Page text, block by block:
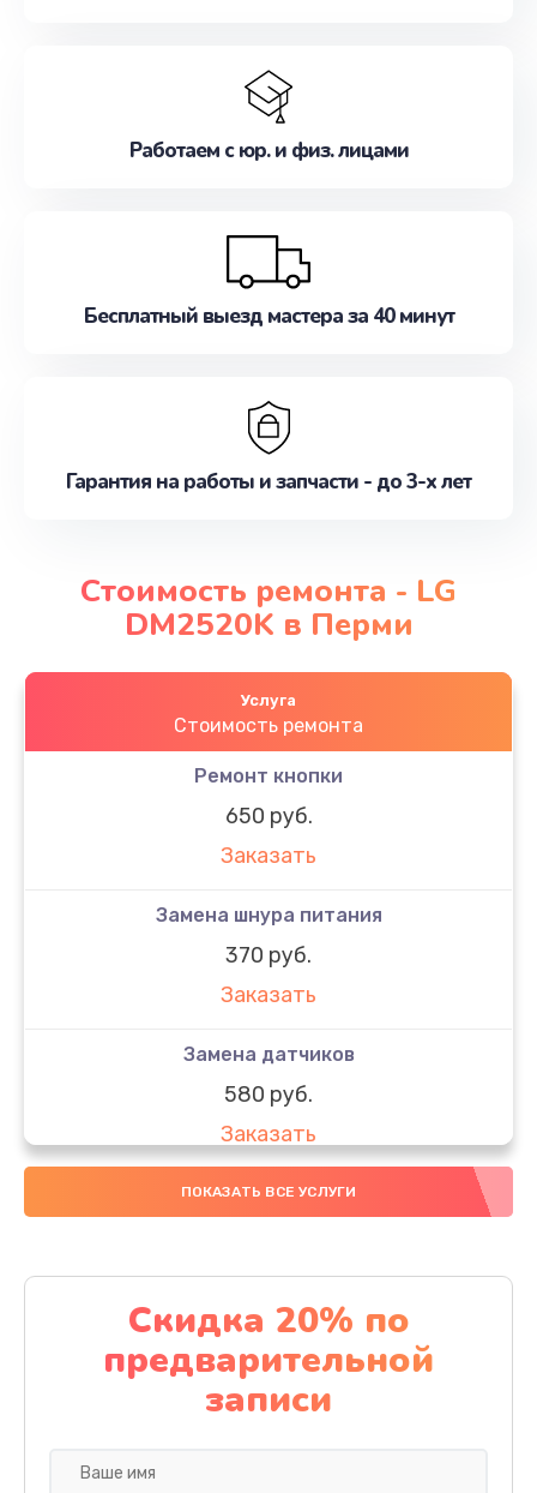
Работаем с юр. и физ. лицами
Бесплатный выезд мастера за 40 минут
Гарантия на работы и запчасти - до 3-х лет
Стоимость ремонта - LG
DM2520K в Перми
Услуга
Стоимость ремонта
Ремонт кнопки
650 руб.
Заказать
Замена шнура питания
370 руб.
Заказать
Замена датчиков
580 руб.
Заказать
Комплексная чистка
Заказать
Замена дисплея (экрана)
2000 руб.
Заказать
Ремонт платы электроники
ПОКАЗАТЬ ВСЕ УСЛУГИ
Скидка 20% по
предварительной
записи